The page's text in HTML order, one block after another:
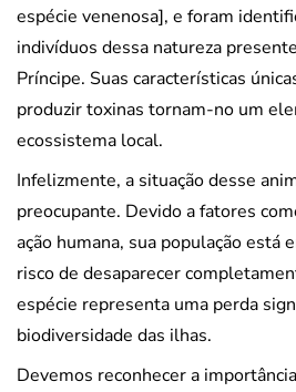
espécie venenosa], e foram
indivíduos dessa natureza
Príncipe. Suas características
produzir toxinas tornam-no um
ecossistema local.
Infelizmente, a situação desse
preocupante. Devido a fatores
ação humana, sua população está
risco de desaparecer
espécie representa uma perda
biodiversidade das ilhas.
Devemos reconhecer a